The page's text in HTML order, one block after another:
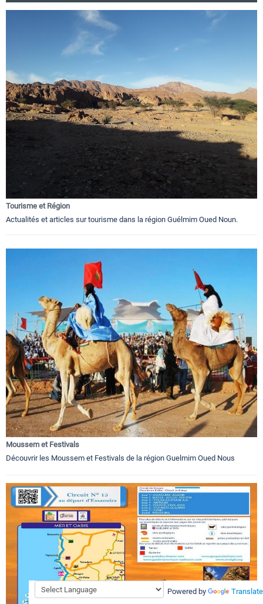
Tourisme et Région
Actualités et articles sur tourisme dans la région Guélmim Oued Noun.
Moussem et Festivals
Découvrir les Moussem et Festivals de la région Guelmim Oued Nous
Powered by Translate